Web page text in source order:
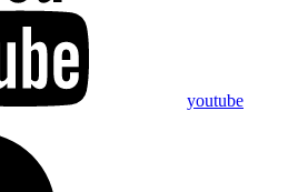
youtube